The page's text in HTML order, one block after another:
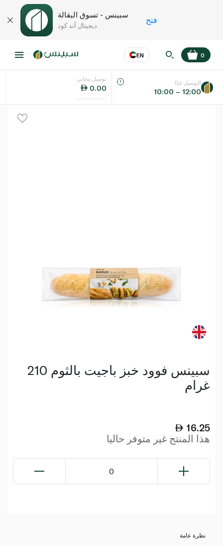
سبينس - تسوق البقالة
ديجيتال آند كود
فتح
EN
اللغة عر
0
توصيل مجاني
0.00
التوصيل غدًا
10:00 – 12:00
سبينس فوود خبز باجيت بالثوم 210
غرام
16.25
هذا المنتج غير متوفر حاليا
0
نظرة عامة